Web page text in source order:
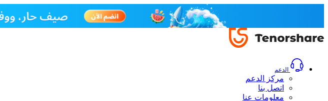
الدعم
مركز الدعم
اتصل بنا
معلومات عنا